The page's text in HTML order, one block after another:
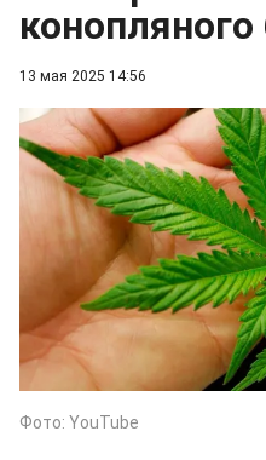
13 мая 2025 14:56
конопляного
Фото: YouTube